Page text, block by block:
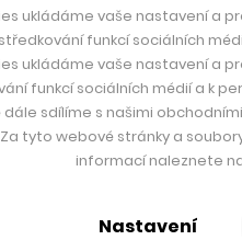
ukládáme vaše nastavení a
funkcí sociálních
ukládáme vaše nastavení a
funkcí sociálních médií a k
sdílíme s našimi
tyto webové stránky a
informací naleznete
Nastavení